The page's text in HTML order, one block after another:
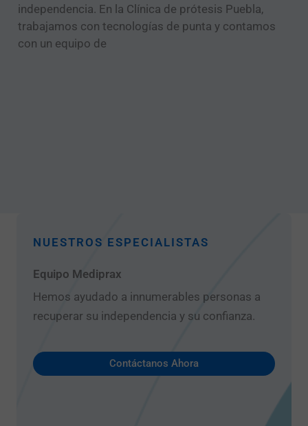
independencia. En la Clínica de prótesis Puebla,
trabajamos con tecnologías de punta y contamos
con un equipo de
NUESTROS ESPECIALISTAS
Equipo Mediprax
Hemos ayudado a innumerables personas a
recuperar su independencia y su confianza.
Contáctanos Ahora